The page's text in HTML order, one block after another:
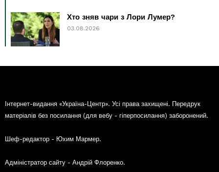
Хто зняв чари з Лори Лумер?
03.08.2026
Інтернет-видання «Україна-Центр». Усі права захищені. Передрук
матеріалів без посилання (для вебу - гіперпосилання) заборонений.
Шеф-редактор - Юхим Мармер.
Адміністратор сайту - Андрій Флоренко.